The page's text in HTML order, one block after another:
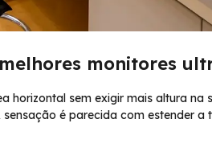
monitores
horizontal sem exigir mais altura
é parecida com estender